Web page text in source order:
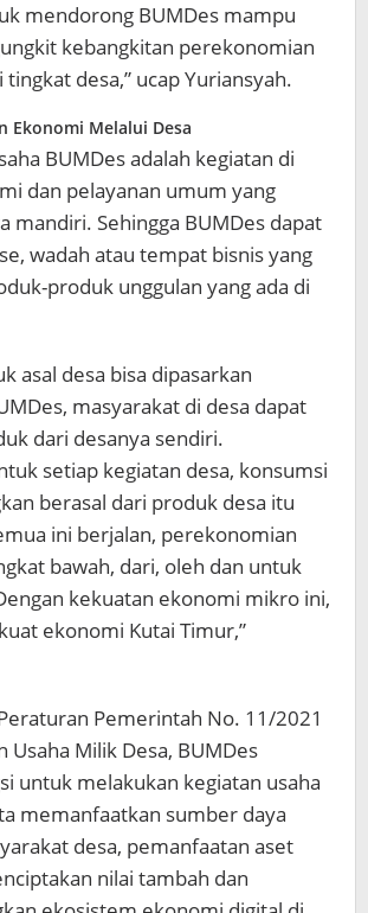
mendorong BUMDes mampu
kebangkitan perekonomian
desa,” ucap Yuriansyah.
Ekonomi Melalui Desa
BUMDes adalah kegiatan di
dan pelayanan umum yang
mandiri. Sehingga BUMDes dapat
wadah atau tempat bisnis yang
produk unggulan yang ada di
asal desa bisa dipasarkan
masyarakat di desa dapat
dari desanya sendiri.
setiap kegiatan desa, konsumsi
berasal dari produk desa itu
ini berjalan, perekonomian
bawah, dari, oleh dan untuk
kekuatan ekonomi mikro ini,
ekonomi Kutai Timur,”
Pemerintah No. 11/2021
Usaha Milik Desa, BUMDes
untuk melakukan kegiatan usaha
memanfaatkan sumber daya
desa, pemanfaatan aset
nilai tambah dan